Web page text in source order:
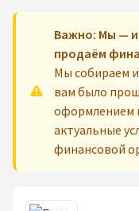
Важно: Мы —
продаём
Мы собираем
вам было
оформлением
актуальные
финансовой